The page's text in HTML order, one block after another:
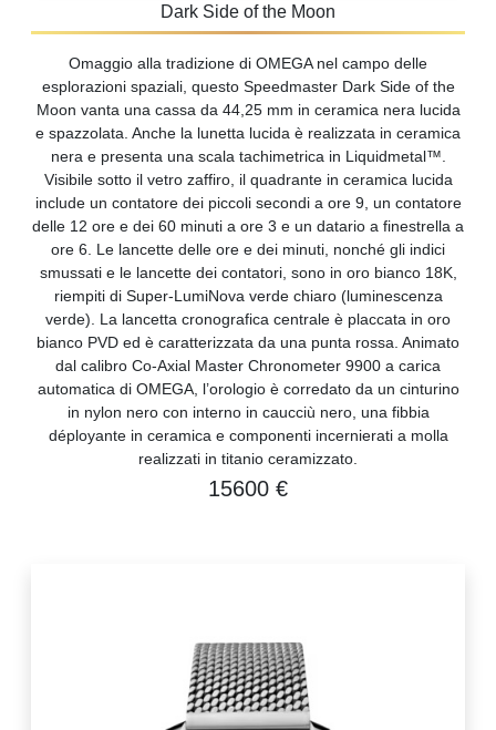
Dark Side of the Moon
Omaggio alla tradizione di OMEGA nel campo delle
esplorazioni spaziali, questo Speedmaster Dark Side of the
Moon vanta una cassa da 44,25 mm in ceramica nera lucida
e spazzolata. Anche la lunetta lucida è realizzata in ceramica
nera e presenta una scala tachimetrica in Liquidmetal™.
Visibile sotto il vetro zaffiro, il quadrante in ceramica lucida
include un contatore dei piccoli secondi a ore 9, un contatore
delle 12 ore e dei 60 minuti a ore 3 e un datario a finestrella a
ore 6. Le lancette delle ore e dei minuti, nonché gli indici
smussati e le lancette dei contatori, sono in oro bianco 18K,
riempiti di Super-LumiNova verde chiaro (luminescenza
verde). La lancetta cronografica centrale è placcata in oro
bianco PVD ed è caratterizzata da una punta rossa. Animato
dal calibro Co-Axial Master Chronometer 9900 a carica
automatica di OMEGA, l’orologio è corredato da un cinturino
in nylon nero con interno in caucciù nero, una fibbia
déployante in ceramica e componenti incernierati a molla
realizzati in titanio ceramizzato.
15600 €